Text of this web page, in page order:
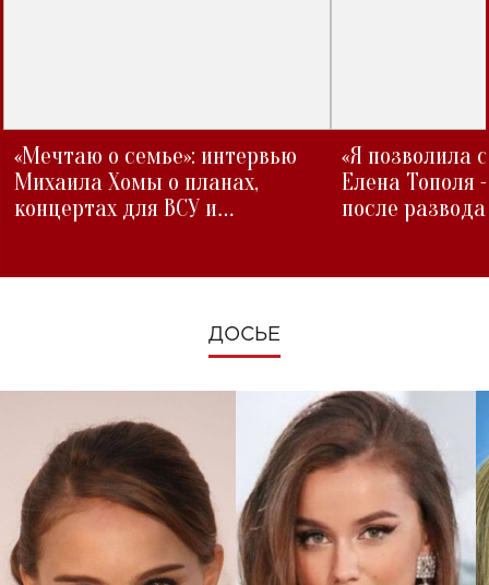
«Мечтаю о семье»: интервью
Михаила Хомы о планах,
концертах для ВСУ и
«Я позволила
Елена Тополя
после развода
ДОСЬЕ